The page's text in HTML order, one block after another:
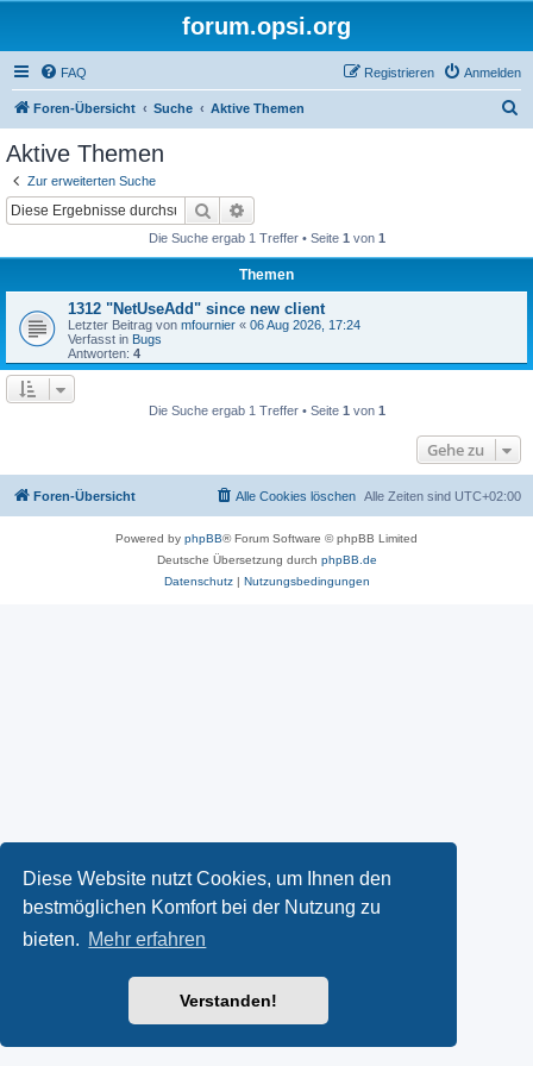
Diese Website nutzt Cookies, um Ihnen den
bestmöglichen Komfort bei der Nutzung zu
bieten. Mehr erfahren
Verstanden!
forum.opsi.org
FAQ Anmelden
Registrieren
Foren-Übersicht Suche Aktive Themen
Aktive Themen
Zur erweiterten Suche
Suche
Die Suche ergab 1 Treffer • Seite 1 von 1
Themen
1312 "NetUseAdd" since new client
Letzter Beitrag von mfournier « 06 Aug 2026, 17:24
Verfasst in Bugs
Antworten: 4
Die Suche ergab 1 Treffer • Seite 1 von 1
Gehe zu
Foren-Übersicht Alle Zeiten sind UTC+02:00
Alle Cookies löschen
Powered by phpBB® Forum Software © phpBB Limited
Deutsche Übersetzung durch phpBB.de
Datenschutz| Nutzungsbedingungen